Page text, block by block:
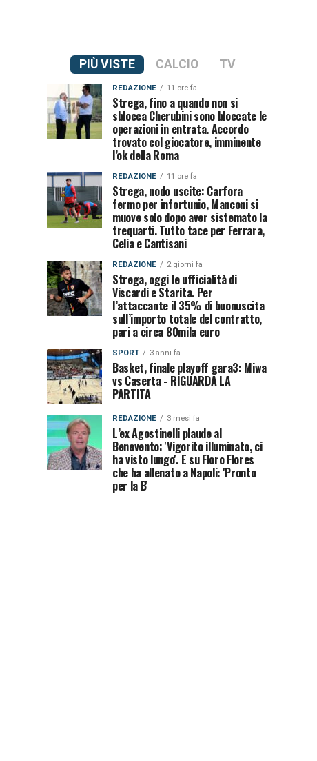
PIÙ VISTE CALCIO TV
REDAZIONE 11 ore fa
Strega, fino a quando non si
sblocca Cherubini sono bloccate le
operazioni in entrata. Accordo
trovato col giocatore, imminente
l’ok della Roma
REDAZIONE 11 ore fa
Strega, nodo uscite: Carfora
fermo per infortunio, Manconi si
muove solo dopo aver sistemato la
trequarti. Tutto tace per Ferrara,
Celia e Cantisani
REDAZIONE 2 giorni fa
Strega, oggi le ufficialità di
Viscardi e Starita. Per
l’attaccante il 35% di buonuscita
sull’importo totale del contratto,
pari a circa 80mila euro
SPORT 3 anni fa
Basket, finale playoff gara3: Miwa
vs Caserta - RIGUARDA LA
PARTITA
REDAZIONE 3 mesi fa
L’ex Agostinelli plaude al
Benevento: 'Vigorito illuminato, ci
ha visto lungo'. E su Floro Flores
che ha allenato a Napoli: 'Pronto
per la B'